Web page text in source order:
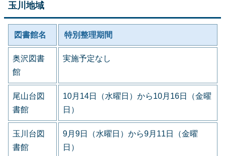
玉川地域
図書館名 特別整理期間
奥沢図書
館
実施予定なし
尾山台図
書館
10月14日（水曜日）から10月16日（金曜
日）
玉川台図
書館
9月9日（水曜日）から9月11日（金曜
日）